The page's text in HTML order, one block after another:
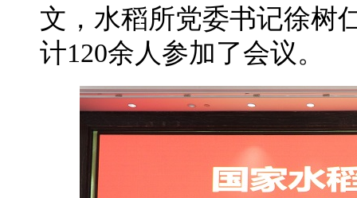
文，水稻所党委书记徐树
计120余人参加了会议。